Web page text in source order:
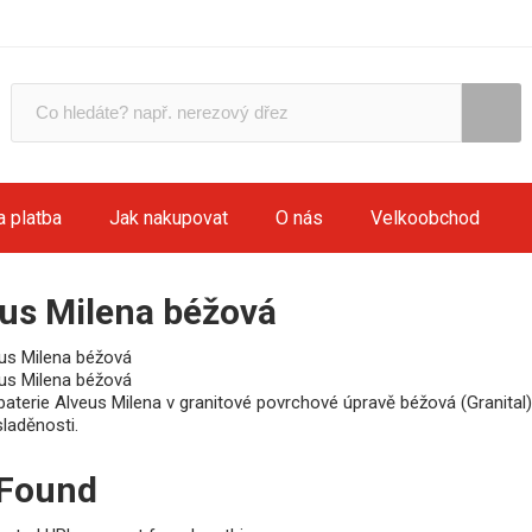
platba Jak nakupovat O nás Velkoobchod
Milena béžová
Alveus Milena v granitové povrchové úpravě béžová